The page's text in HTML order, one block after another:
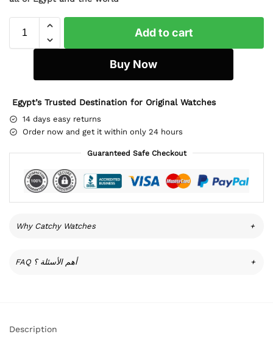
Add to cart
Buy Now
Egypt’s Trusted Destination for Original Watches
14 days easy returns
Order now and get it within only 24 hours
Guaranteed Safe Checkout
Why Catchy Watches +
FAQ أهم الأسئلة ؟ +
Description